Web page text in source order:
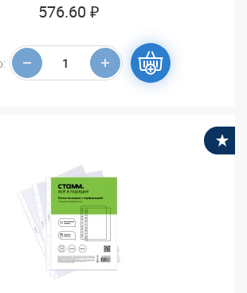
576.60 ₽